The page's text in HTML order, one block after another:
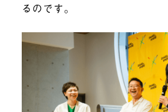
るのです。